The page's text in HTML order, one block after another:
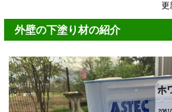
更
外壁の下塗り材の紹介